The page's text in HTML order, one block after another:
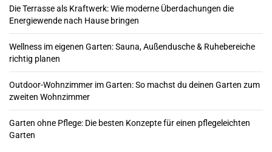
Die Terrasse als Kraftwerk: Wie moderne Überdachungen die
Energiewende nach Hause bringen
Wellness im eigenen Garten: Sauna, Außendusche & Ruhebereiche
richtig planen
Outdoor-Wohnzimmer im Garten: So machst du deinen Garten zum
zweiten Wohnzimmer
Garten ohne Pflege: Die besten Konzepte für einen pflegeleichten
Garten